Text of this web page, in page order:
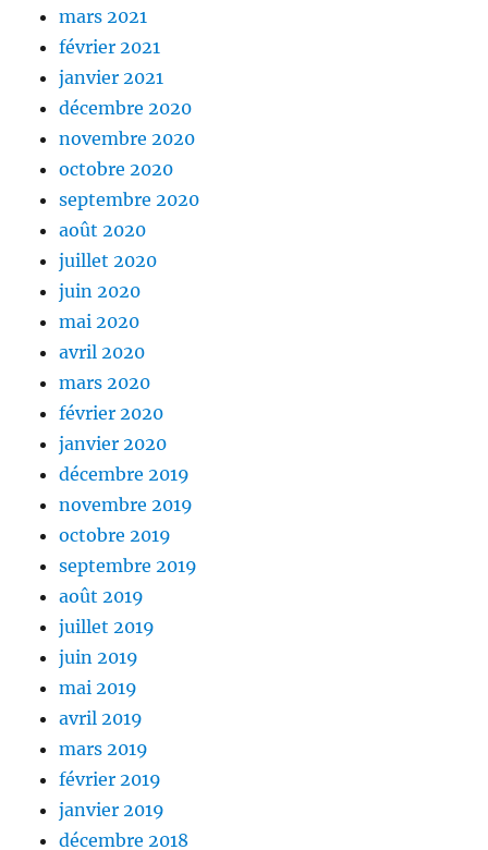
mars 2021
février 2021
janvier 2021
décembre 2020
novembre 2020
octobre 2020
septembre 2020
août 2020
juillet 2020
juin 2020
mai 2020
avril 2020
mars 2020
février 2020
janvier 2020
décembre 2019
novembre 2019
octobre 2019
septembre 2019
août 2019
juillet 2019
juin 2019
mai 2019
avril 2019
mars 2019
février 2019
janvier 2019
décembre 2018